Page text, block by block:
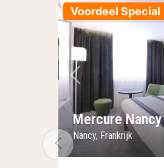
Voordeel Special
Vorige foto
Mercure
Nancy, Frankrijk
Vorige foto